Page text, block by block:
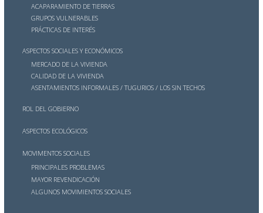
ACAPARAMIENTO DE TIERRAS
GRUPOS VULNERABLES
PRÁCTICAS DE INTERÉS
ASPECTOS SOCIALES Y ECONÓMICOS
MERCADO DE LA VIVIENDA
CALIDAD DE LA VIVIENDA
ASENTAMIENTOS INFORMALES / TUGURIOS / LOS SIN TECHOS
ROL DEL GOBIERNO
ASPECTOS ECOLÓGICOS
MOVIMENTOS SOCIALES
PRINCIPALES PROBLEMAS
MAYOR REVENDICACIÓN
ALGUNOS MOVIMIENTOS SOCIALES